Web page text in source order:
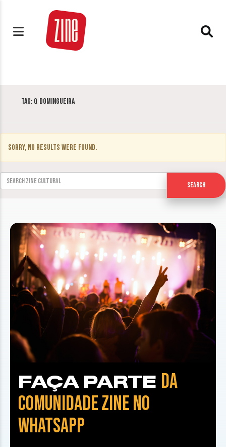
Tag: Q Domingueira
Sorry, no results were found.
Search for:
Search
FAÇA PARTE DA
COMUNIDADE ZINE NO
WHATSAPP